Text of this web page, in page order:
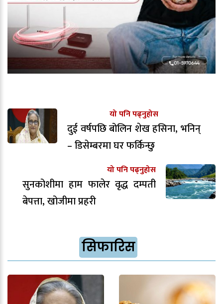
यो पनि पढ्नुहोस
दुई वर्षपछि बोलिन शेख हसिना, भनिन्
– डिसेम्बरमा घर फर्किन्छु
यो पनि पढ्नुहोस
सुनकोशीमा हाम फालेर वृद्ध दम्पती
बेपत्ता, खोजीमा प्रहरी
सिफारिस